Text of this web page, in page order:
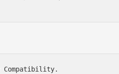
Compatibility.